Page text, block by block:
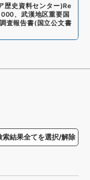
歴史資料センター)Re
、 武漢地区重要国
査報告書( 国立公文書
索結果全てを選択/解除